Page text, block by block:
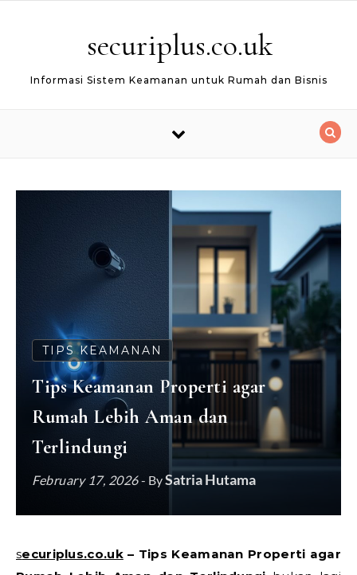
securiplus.co.uk
Informasi Sistem Keamanan untuk Rumah dan Bisnis
TIPS KEAMANAN
Tips Keamanan Properti agar
Rumah Lebih Aman dan
Terlindungi
February 17, 2026- BySatria Hutama
securiplus.co.uk– Tips Keamanan Properti agar